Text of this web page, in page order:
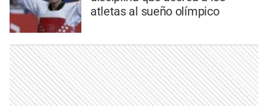
atletas al sueño olímpico